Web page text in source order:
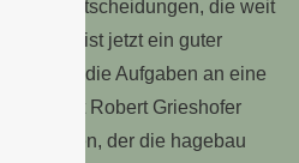
Entscheidungen, die weit
Deshalb ist jetzt ein guter
geordnet die Aufgaben an eine
Mit Robert Grieshofer
der die hagebau